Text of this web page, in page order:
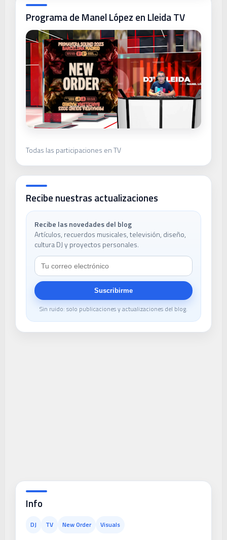
Programa de Manel López en Lleida TV
Todas las participaciones en TV
Recibe nuestras actualizaciones
Recibe las novedades del blog
Artículos, recuerdos musicales, televisión, diseño,
cultura DJ y proyectos personales.
Suscribirme
Sin ruido: solo publicaciones y actualizaciones del blog.
Info
DJ TV New Order Visuals